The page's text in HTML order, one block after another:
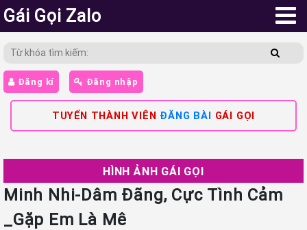
Gái Gọi Zalo
Đăng kí Đăng nhập
TUYỂN THÀNH VIÊN ĐĂNG BÀI GÁI GỌI
HÌNH ẢNH GÁI GỌI
Minh Nhi-Dâm Đãng, Cực Tình Cảm
_Gặp Em Là Mê